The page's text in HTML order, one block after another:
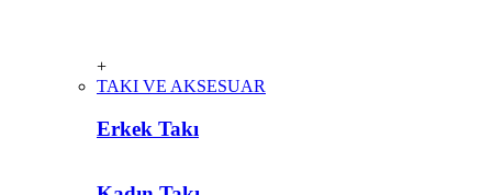
+
TAKI VE AKSESUAR
Erkek Takı